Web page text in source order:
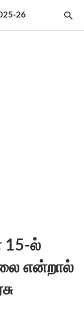
26
ல்
என்றால்